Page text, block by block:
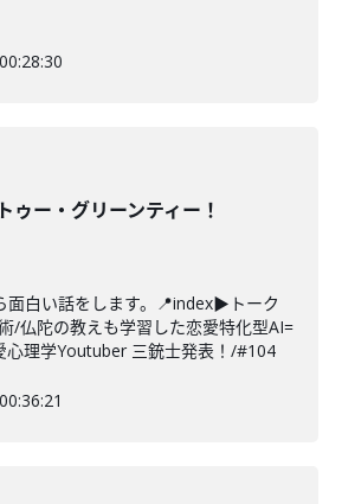
00:28:30
トゥー・グリーンティー！
面白い話をします。📍index▶トーク
/仏陀の教えも学習した恋愛特化型AI=
心理学Youtuber 三銃士発表！/#104
00:36:21